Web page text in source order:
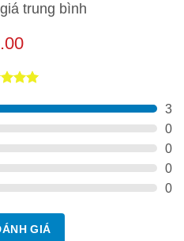
Intel thế hệ 13 và card
Điều này giúp xử lý tốt các
và chỉnh sửa hình ảnh cơ
bị hệ thống kết nối đầy
đèn nền tiện dụng.
trung bình
giá
3
0
0
0
0
GIÁ